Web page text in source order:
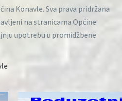
Konavle. Sva prava pridržana
na stranicama Općine
upotrebu u promidžbene